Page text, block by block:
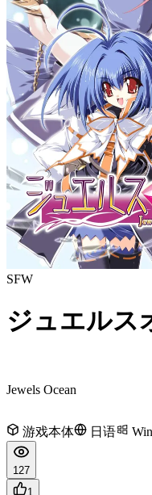
SFW
ジュエルス
Jewels Ocean
游戏本体 日语
127
1